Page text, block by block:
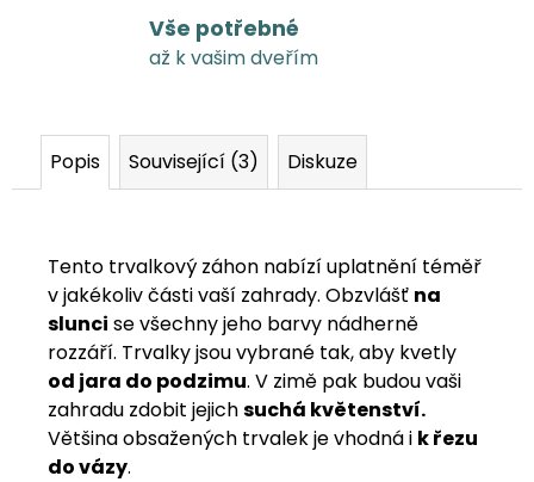
Vše potřebné
až k vašim dveřím
Popis Související (3) Diskuze
Tento trvalkový záhon nabízí uplatnění téměř
v jakékoliv části vaší zahrady. Obzvlášť na
slunci se všechny jeho barvy nádherně
rozzáří. Trvalky jsou vybrané tak, aby kvetly
od jara do podzimu. V zimě pak budou vaši
zahradu zdobit jejichsuchá květenství.
Většina obsažených trvalek je vhodná i k řezu
do vázy.